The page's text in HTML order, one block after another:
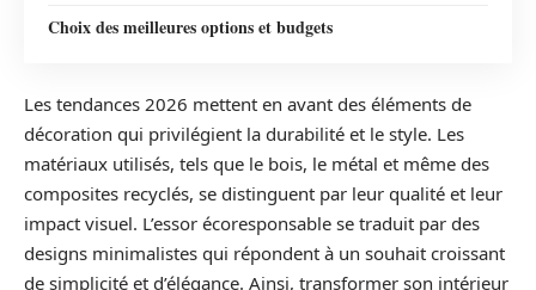
Choix des meilleures options et budgets
Les tendances 2026 mettent en avant des éléments de
décoration qui privilégient la durabilité et le style. Les
matériaux utilisés, tels que le bois, le métal et même des
composites recyclés, se distinguent par leur qualité et leur
impact visuel. L’essor écoresponsable se traduit par des
designs minimalistes qui répondent à un souhait croissant
de simplicité et d’élégance. Ainsi, transformer son intérieur